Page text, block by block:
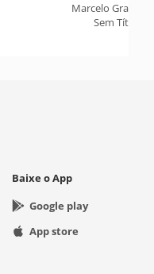
Marcelo
Sem Título
Baixe o App
Google play
App store